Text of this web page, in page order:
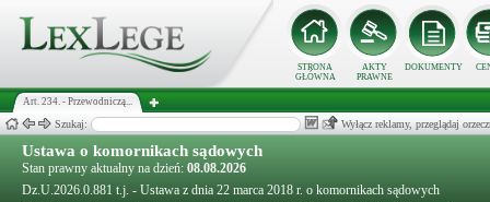
STRONA
GŁÓWNA
AKTY
PRAWNE
DOKUMENTY
Art. 234. - Przewodniczą...
Szukaj: Wyłącz reklamy, przeglądaj
Ustawa o komornikach sądowych
Stan prawny aktualny na dzień: 08.08.2026
Dz.U.2026.0.881 t.j. - Ustawa z dnia 22 marca 2018 r. o komornikach sądowych